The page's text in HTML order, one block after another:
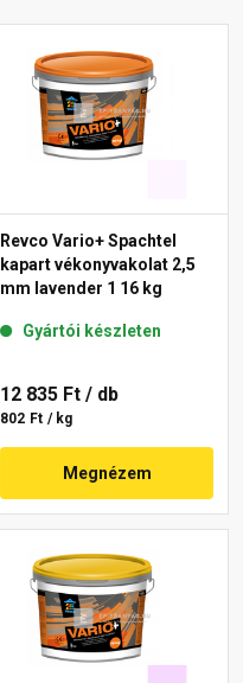
Revco Vario+ Spachtel
kapart vékonyvakolat 2,5
mm lavender 1 16 kg
Gyártói készleten
12 835 Ft / db
802 Ft / kg
Megnézem